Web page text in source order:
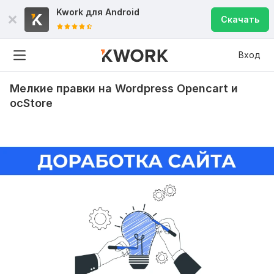
Kwork для Android
Скачать
Вход
Мелкие правки на Wordpress Opencart и
ocStore
Рейтинги по критериям